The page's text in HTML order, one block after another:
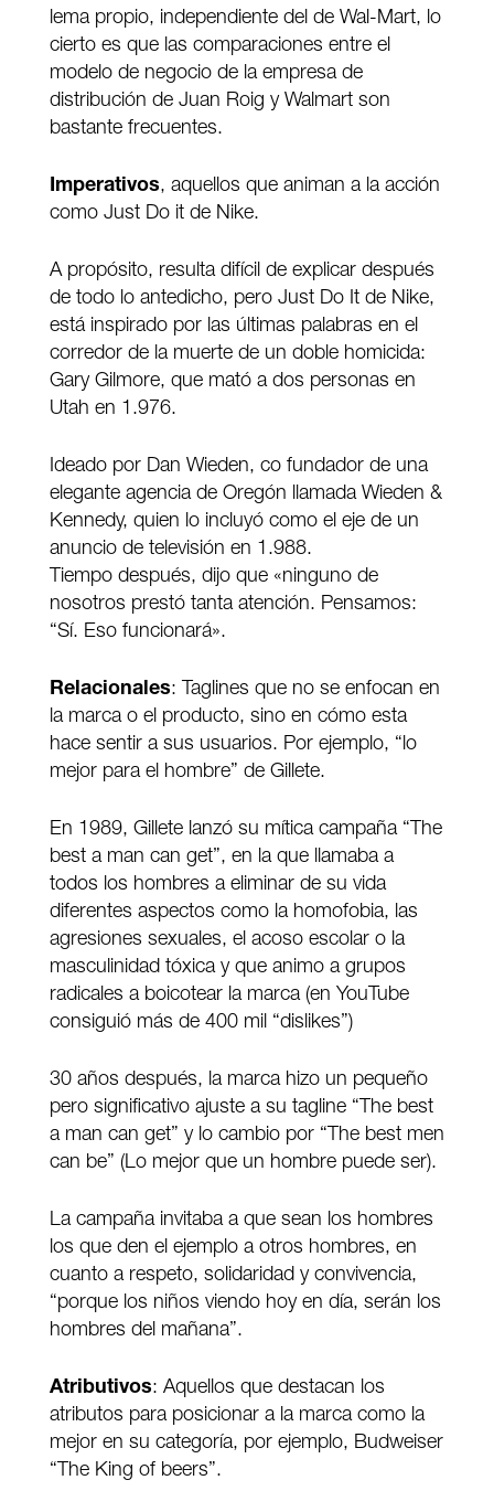
lema propio, independiente del de Wal-Mart, lo
cierto es que las comparaciones entre el
modelo de negocio de la empresa de
distribución de Juan Roig y Walmart son
bastante frecuentes.
Imperativos, aquellos que animan a la acción
como Just Do it de Nike.
A propósito, resulta difícil de explicar después
de todo lo antedicho, pero Just Do It de Nike,
está inspirado por las últimas palabras en el
corredor de la muerte de un doble homicida:
Gary Gilmore, que mató a dos personas en
Utah en 1.976.
Ideado por Dan Wieden, co fundador de una
elegante agencia de Oregón llamada Wieden &
Kennedy, quien lo incluyó como el eje de un
anuncio de televisión en 1.988.
Tiempo después, dijo que «ninguno de
nosotros prestó tanta atención. Pensamos:
“Sí. Eso funcionará».
Relacionales: Taglines que no se enfocan en
la marca o el producto, sino en cómo esta
hace sentir a sus usuarios. Por ejemplo, “lo
mejor para el hombre” de Gillete.
En 1989, Gillete lanzó su mítica campaña “The
best a man can get”, en la que llamaba a
todos los hombres a eliminar de su vida
diferentes aspectos como la homofobia, las
agresiones sexuales, el acoso escolar o la
masculinidad tóxica y que animo a grupos
radicales a boicotear la marca (en YouTube
consiguió más de 400 mil “dislikes”)
30 años después, la marca hizo un pequeño
pero significativo ajuste a su tagline “The best
a man can get” y lo cambio por “The best men
can be” (Lo mejor que un hombre puede ser).
La campaña invitaba a que sean los hombres
los que den el ejemplo a otros hombres, en
cuanto a respeto, solidaridad y convivencia,
“porque los niños viendo hoy en día, serán los
hombres del mañana”.
Atributivos: Aquellos que destacan los
atributos para posicionar a la marca como la
mejor en su categoría, por ejemplo, Budweiser
“The King of beers”.